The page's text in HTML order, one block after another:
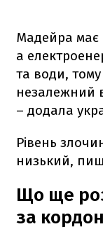
Мадейра має
а
та води,
незалежний
– додала
Рівень
низький,
Що ще
за